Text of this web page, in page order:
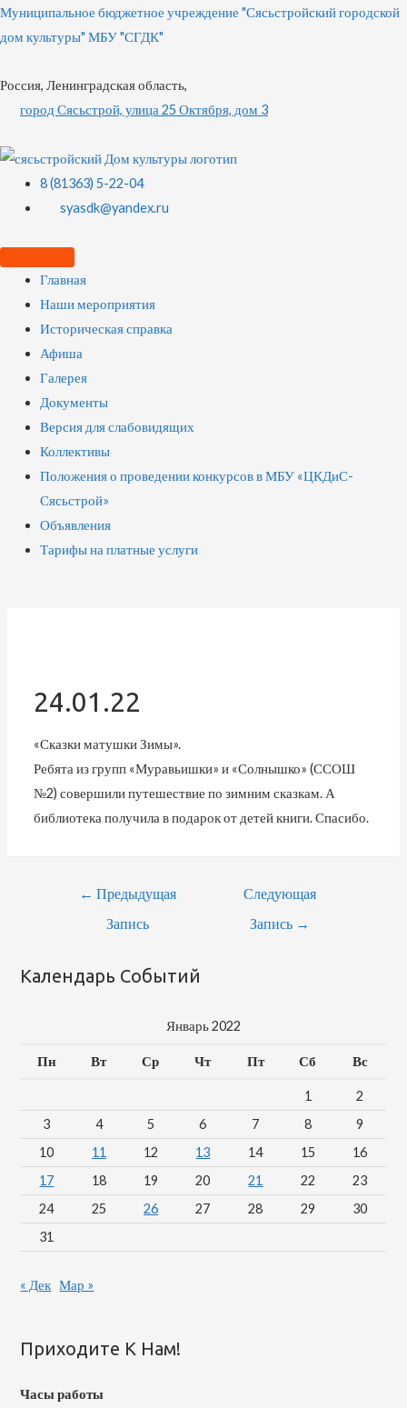
Муниципальное бюджетное учреждение "Сясьстройский городской
дом культуры" МБУ "СГДК"
Россия, Ленинградская область,
город Сясьстрой, улица 25 Октября, дом 3
8 (81363) 5-22-04
syasdk@yandex.ru
Главная
Наши мероприятия
Историческая справка
Афиша
Галерея
Документы
Версия для слабовидящих
Коллективы
Положения о проведении конкурсов в МБУ «ЦКДиС-
Сясьстрой»
Объявления
Тарифы на платные услуги
24.01.22
«Сказки матушки Зимы».
Ребята из групп «Муравьишки» и «Солнышко» (ССОШ
№2) совершили путешествие по зимним сказкам. А
библиотека получила в подарок от детей книги. Спасибо.
Навигация
← Предыдущая
Запись
Следующая
Запись →
Календарь Событий
Январь 2022
Пн Вт Ср Чт Пт Сб Вс
1
2
3
4 5 6 7 8
9
10
11 12 13 14 15
16
17
18 19 20 21 22
23
24
25 26 27 28 29
30
31
« Дек Мар »
Приходите К Нам!
Часы работы